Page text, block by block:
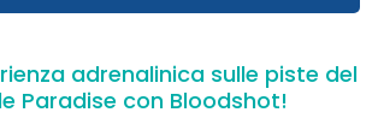
adrenalinica sulle piste del
Paradise con Bloodshot!